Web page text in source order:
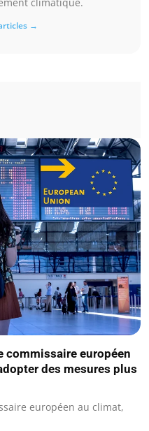
→
commissaire européen
des mesures plus
européen au climat,